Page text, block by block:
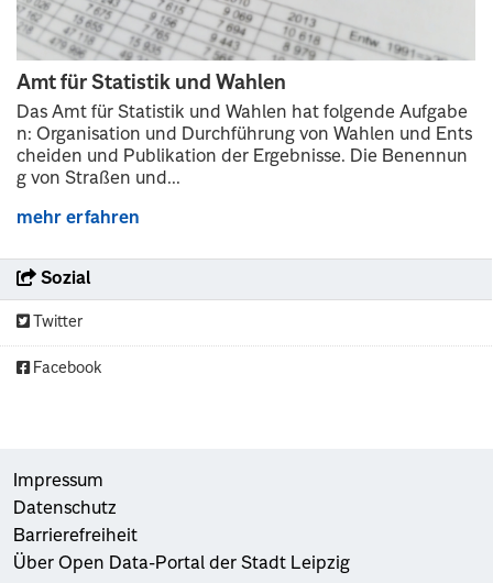
Amt für Statistik und Wahlen
Das Amt für Statistik und Wahlen hat folgende Aufgabe
n: Organisation und Durchführung von Wahlen und Ents
cheiden und Publikation der Ergebnisse. Die Benennun
g von Straßen und...
mehr erfahren
Sozial
Twitter
Facebook
Impressum
Datenschutz
Barrierefreiheit
Über Open Data-Portal der Stadt Leipzig